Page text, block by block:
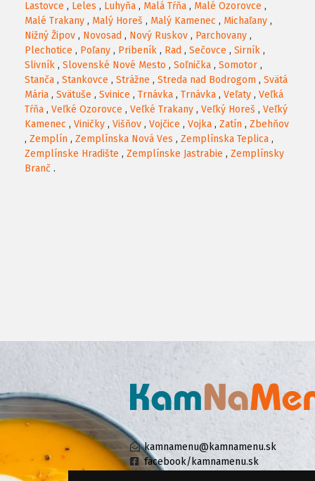
Lastovce , Leles , Luhyňa , Malá Tŕňa , Malé Ozorovce ,
Malé Trakany , Malý Horeš , Malý Kamenec , Michaľany ,
Nižný Žipov , Novosad , Nový Ruskov , Parchovany ,
Plechotice , Poľany , Pribeník , Rad , Sečovce , Sirník ,
Slivník , Slovenské Nové Mesto , Soľnička , Somotor ,
Stanča , Stankovce , Strážne , Streda nad Bodrogom , Svätá
Mária , Svätuše , Svinice , Trnávka , Trnávka , Veľaty , Veľká
Tŕňa , Veľké Ozorovce , Veľké Trakany , Veľký Horeš , Veľký
Kamenec , Viničky , Višňov , Vojčice , Vojka , Zatín , Zbehňov
, Zemplín , Zemplínska Nová Ves , Zemplínska Teplica ,
Zemplínske Hradište , Zemplínske Jastrabie , Zemplínsky
Branč .
kamnamenu@kamnamenu.sk
facebook/kamnamenu.sk